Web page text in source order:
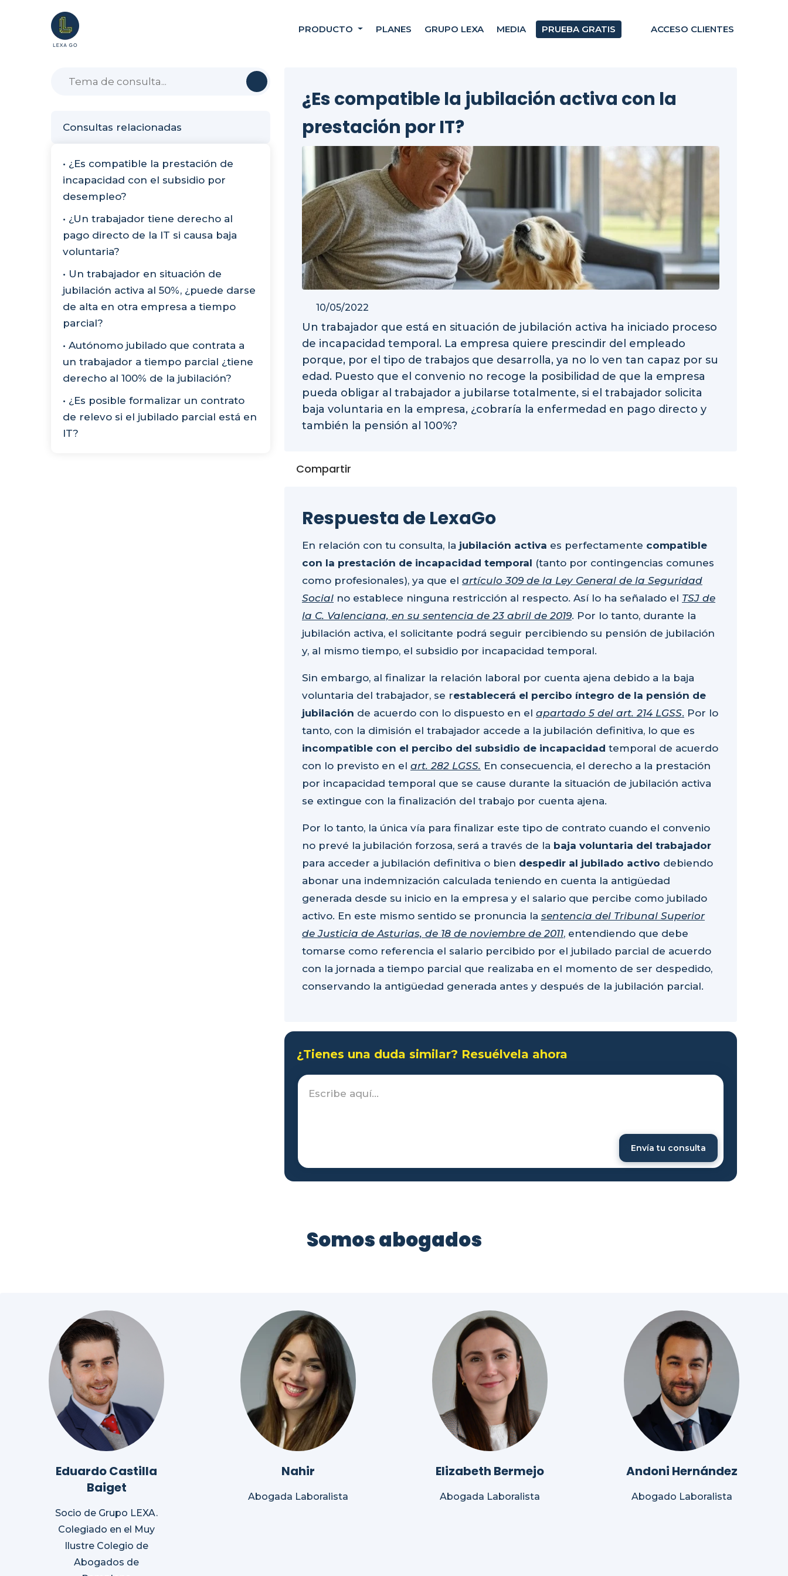
PRODUCTO PLANES GRUPO LEXA MEDIA PRUEBA GRATIS ACCESO CLIENTES
Consultas relacionadas
• ¿Es compatible la prestación de
incapacidad con el subsidio por
desempleo?
• ¿Un trabajador tiene derecho al
pago directo de la IT si causa baja
voluntaria?
• Un trabajador en situación de
jubilación activa al 50%, ¿puede darse
de alta en otra empresa a tiempo
parcial?
• Autónomo jubilado que contrata a
un trabajador a tiempo parcial ¿tiene
derecho al 100% de la jubilación?
• ¿Es posible formalizar un contrato
de relevo si el jubilado parcial está en
IT?
¿Es compatible la jubilación activa con la
prestación por IT?
10/05/2022
Un trabajador que está en situación de jubilación activa ha iniciado proceso
de incapacidad temporal. La empresa quiere prescindir del empleado
porque, por el tipo de trabajos que desarrolla, ya no lo ven tan capaz por su
edad. Puesto que el convenio no recoge la posibilidad de que la empresa
pueda obligar al trabajador a jubilarse totalmente, si el trabajador solicita
baja voluntaria en la empresa, ¿cobraría la enfermedad en pago directo y
también la pensión al 100%?
Compartir
Respuesta de LexaGo
En relación con tu consulta, la jubilación activa es perfectamente compatible
con la prestación de incapacidad temporal (tanto por contingencias comunes
como profesionales), ya que el artículo 309 de la Ley General de la Seguridad
Social no establece ninguna restricción al respecto. Así lo ha señalado el TSJ de
la C. Valenciana, en su sentencia de 23 abril de 2019. Por lo tanto, durante la
jubilación activa, el solicitante podrá seguir percibiendo su pensión de jubilación
y, al mismo tiempo, el subsidio por incapacidad temporal.
Sin embargo, al finalizar la relación laboral por cuenta ajena debido a la baja
voluntaria del trabajador, se restablecerá el percibo íntegro de la pensión de
jubilación de acuerdo con lo dispuesto en el apartado 5 del art. 214 LGSS. Por lo
tanto, con la dimisión el trabajador accede a la jubilación definitiva, lo que es
incompatible con el percibo del subsidio de incapacidad temporal de acuerdo
con lo previsto en el art. 282 LGSS. En consecuencia, el derecho a la prestación
por incapacidad temporal que se cause durante la situación de jubilación activa
se extingue con la finalización del trabajo por cuenta ajena.
Por lo tanto, la única vía para finalizar este tipo de contrato cuando el convenio
no prevé la jubilación forzosa, será a través de la baja voluntaria del trabajador
para acceder a jubilación definitiva o bien despedir al jubilado activo debiendo
abonar una indemnización calculada teniendo en cuenta la antigüedad
generada desde su inicio en la empresa y el salario que percibe como jubilado
activo. En este mismo sentido se pronuncia la sentencia del Tribunal Superior
de Justicia de Asturias, de 18 de noviembre de 2011, entendiendo que debe
tomarse como referencia el salario percibido por el jubilado parcial de acuerdo
con la jornada a tiempo parcial que realizaba en el momento de ser despedido,
conservando la antigüedad generada antes y después de la jubilación parcial.
¿Tienes una duda similar? Resuélvela ahora
Envía tu consulta
Somos abogados
Eduardo Castilla
Baiget
Socio de Grupo LEXA.
Colegiado en el Muy
Ilustre Colegio de
Abogados de
Nahir
Abogada Laboralista
Elizabeth Bermejo
Abogada Laboralista
Andoni Hernández
Abogado Laboralista